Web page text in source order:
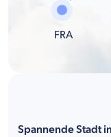
FRA
Spannende Stadt